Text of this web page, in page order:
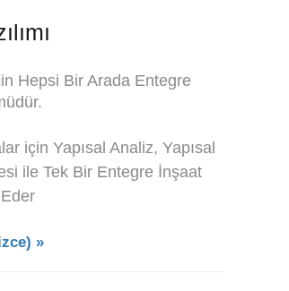
Hepsi Bir Arada Entegre
için Yapısal Analiz, Yapısal
ile Tek Bir Entegre İnşaat
»